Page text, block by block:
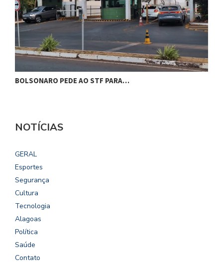
BOLSONARO PEDE AO STF PARA…
NOTÍCIAS
GERAL
Esportes
Segurança
Cultura
Tecnologia
Alagoas
Política
Saúde
Contato